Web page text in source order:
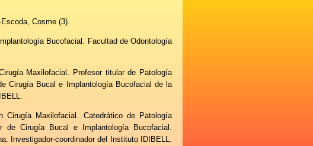
Cosme (3).
Bucofacial. Facultad de Odontología
Maxilofacial. Profesor titular de Patología
Cirugía Bucal e Implantología Bucofacial de la
Cirugía Maxilofacial. Catedrático de Patología
de Cirugía Bucal e Implantología Bucofacial.
Investigador-coordinador del Instituto IDIBELL.